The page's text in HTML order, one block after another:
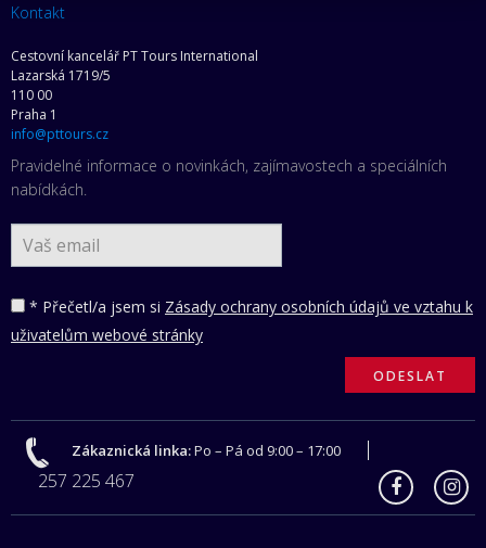
Kontakt
Cestovní kancelář PT Tours International
Lazarská 1719/5
110 00
Praha 1
info@pttours.cz
Pravidelné informace o novinkách, zajímavostech a speciálních
nabídkách.
* Přečetl/a jsem si Zásady ochrany osobních údajů ve vztahu k
uživatelům webové stránky
Zákaznická linka:Po – Pá od 9:00 – 17:00
257 225 467